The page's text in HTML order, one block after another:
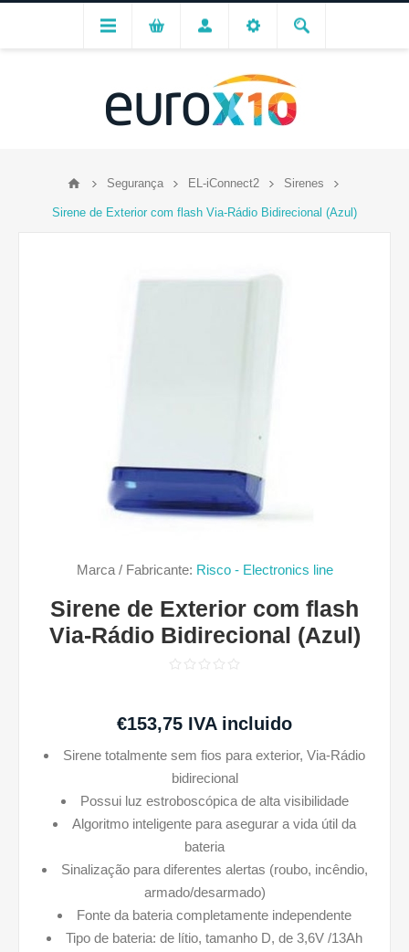
Segurança EL-iConnect2 Sirenes
Sirene de Exterior com flash Via-Rádio Bidirecional (Azul)
Marca / Fabricante: Risco - Electronics line
Sirene de Exterior com flash
Via-Rádio Bidirecional (Azul)
€153,75 IVA incluido
Sirene totalmente sem fios para exterior, Via-Rádio
bidirecional
Possui luz estroboscópica de alta visibilidade
Algoritmo inteligente para asegurar a vida útil da
bateria
Sinalização para diferentes alertas (roubo, incêndio,
armado/desarmado)
Fonte da bateria completamente independente
Tipo de bateria: de lítio, tamanho D, de 3,6V /13Ah